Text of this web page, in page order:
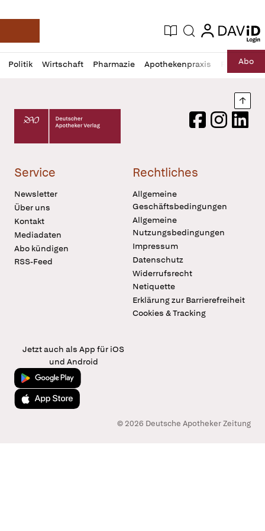
Deutsche Apotheker Zeitung
Aktuelle Ausgabe
Suche login
login
Politik Wirtschaft Pharmazie Apothekenpraxis RechtAbo
Profil
öffnen
Daz
Pur
Deutscher Apotheker Verlag Logo
FacebookInstagram
Service
Newsletter
Über uns
Kontakt
Mediadaten
Abo kündigen
RSS-Feed
Rechtliches
Allgemeine
Geschäftsbedingungen
Allgemeine
Nutzungsbedingungen
Impressum
Datenschutz
Widerrufsrecht
Netiquette
Erklärung zur Barrierefreiheit
Cookies & Tracking
Jetzt auch als App für iOS
und Android
Jetzt bei Google Play
Laden im App Store
© 2026 Deutsche Apotheker Zeitung